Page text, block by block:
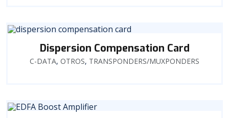
Dispersion Compensation Card
C-DATA, OTROS, TRANSPONDERS/MUXPONDERS